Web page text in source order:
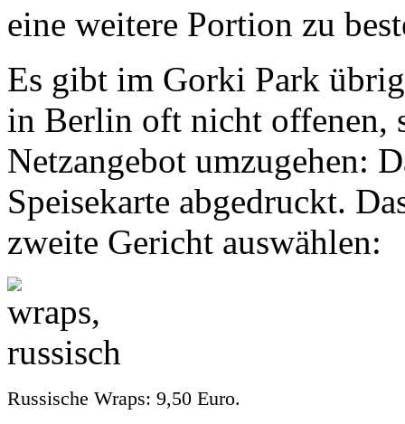
eine weitere Portion zu
Es gibt im Gorki Park
in Berlin oft nicht offenen,
Netzangebot umzugehen:
Speisekarte abgedruckt.
zweite Gericht auswählen:
Russische Wraps: 9,50 Euro.